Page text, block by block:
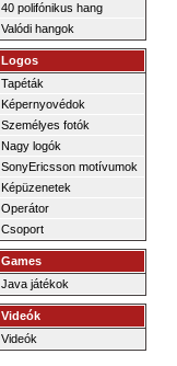
40 polifónikus hang
Valódi hangok
Logos
Tapéták
Képernyovédok
Személyes fotók
Nagy logók
SonyEricsson motívumok
Képüzenetek
Operátor
Csoport
Games
Java játékok
Videók
Videók